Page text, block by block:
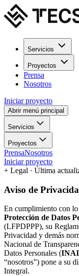
Servicios
Proyectos
Prensa
Nosotros
Iniciar proyecto
Abrir menú principal
Servicios
Proyectos
PrensaNosotros
Iniciar proyecto
+ Legal · Última
Aviso de
En cumplimiento con
Protección de Datos
(LFPDPPP), su
Privacidad y demás
Nacional de
Datos Personales (INAI
“nosotros”) pone a su
Integral.